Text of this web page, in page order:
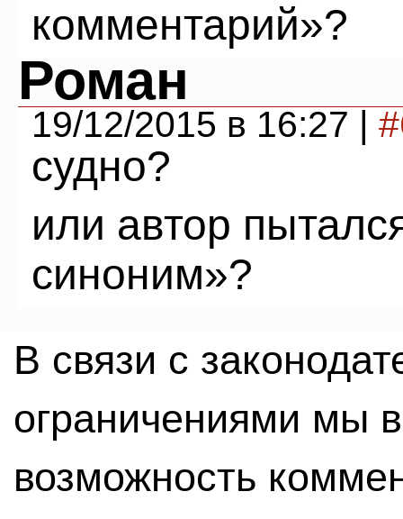
комментарий»?
Роман
19/12/2015 в 16:27 |
судно?
или автор
синоним»?
В связи с
ограничениями мы
возможность